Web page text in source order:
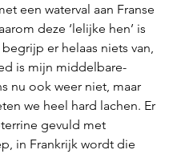
een waterval aan Franse
deze ‘lelijke hen’ is
er helaas niets van,
is mijn middelbare-
nu ook weer niet, maar
we heel hard lachen. Er
gevuld met
in Frankrijk wordt die